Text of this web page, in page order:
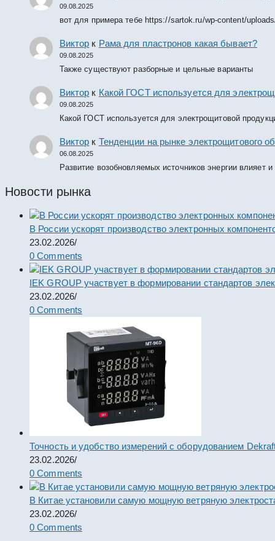
09.08.2025
вот для примера тебе https://sartok.ru/wp-content/
Виктор к Рама для пластронов какая бывает?
09.08.2025
Также существуют разборные и цельные варианты
Виктор к Какой ГОСТ используется для
09.08.2025
Какой ГОСТ используется для электрощитовой
Виктор к Тенденции на рынке электрощитового
06.08.2025
Развитие возобновляемых источников энергии влияет
Новости рынка
В России ускорят производство электронных
23.02.2026/
0 Comments
IEK GROUP участвует в формировании стандартов
23.02.2026/
0 Comments
Точность и удобство измерений с оборудованием
23.02.2026/
0 Comments
В Китае установили самую мощную ветряную
23.02.2026/
0 Comments